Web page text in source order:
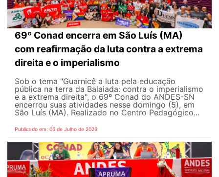
69º Conad encerra em São Luís (MA)
com reafirmação da luta contra a extrema
direita e o imperialismo
Sob o tema "Guarnicê a luta pela educação
pública na terra da Balaiada: contra o imperialismo
e a extrema direita", o 69º Conad do ANDES-SN
encerrou suas atividades nesse domingo (5), em
São Luís (MA). Realizado no Centro Pedagógico...
Publicado em: 06 de Julho de 2026